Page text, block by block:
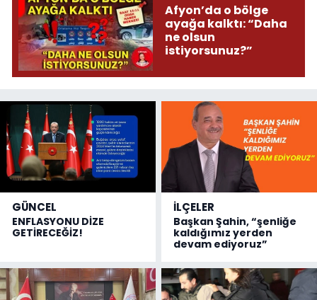
Afyon’da o bölge
ayağa kalktı: “Daha
ne olsun
istiyorsunuz?”
GÜNCEL
ENFLASYONU DİZE
GETİRECEĞİZ!
İLÇELER
Başkan Şahin, “şenliğe
kaldığımız yerden
devam ediyoruz”